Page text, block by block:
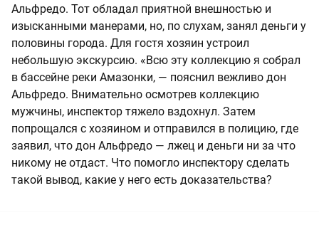
Альфредо. Тот обладал приятной внешностью и
изысканными манерами, но, по слухам, занял деньги у
половины города. Для гостя хозяин устроил
небольшую экскурсию. «Всю эту коллекцию я собрал
в бассейне реки Амазонки, — пояснил вежливо дон
Альфредо. Внимательно осмотрев коллекцию
мужчины, инспектор тяжело вздохнул. Затем
попрощался с хозяином и отправился в полицию, где
заявил, что дон Альфредо — лжец и деньги ни за что
никому не отдаст. Что помогло инспектору сделать
такой вывод, какие у него есть доказательства?